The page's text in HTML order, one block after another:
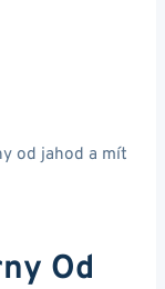
od jahod a mít
Od